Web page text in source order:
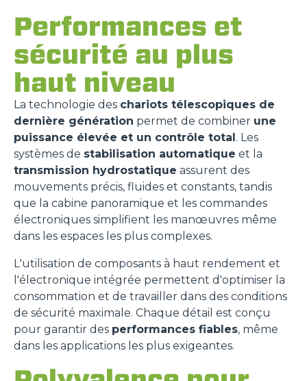
Performances et
sécurité au plus
haut niveau
La technologie des chariots télescopiques de
dernière génération permet de combiner une
puissance élevée et un contrôle total. Les
systèmes de stabilisation automatique et la
transmission hydrostatique assurent des
mouvements précis, fluides et constants, tandis
que la cabine panoramique et les commandes
électroniques simplifient les manœuvres même
dans les espaces les plus complexes.
L'utilisation de composants à haut rendement et
l'électronique intégrée permettent d'optimiser la
consommation et de travailler dans des conditions
de sécurité maximale. Chaque détail est conçu
pour garantir des performances fiables, même
dans les applications les plus exigeantes.